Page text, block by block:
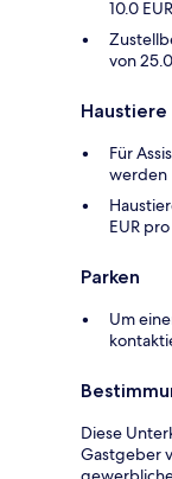
10.0
von
Haustiere
Für
werden
EUR
Parken
Um
Diese
Gastgeber